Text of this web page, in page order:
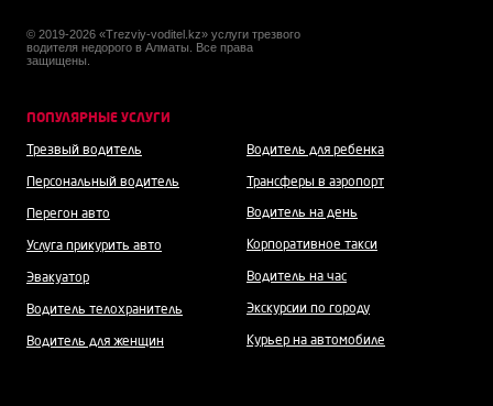
© 2019-2026 «Trezviy-voditel.kz» услуги трезвого
водителя недорого в Алматы. Все права
защищены.
ПОПУЛЯРНЫЕ УСЛУГИ
Трезвый водитель
Персональный водитель
Перегон авто
Услуга прикурить авто
Эвакуатор
Водитель телохранитель
Водитель для женщин
Водитель для ребенка
Трансферы в аэропорт
Водитель на день
Корпоративное такси
Водитель на час
Экскурсии по городу
Курьер на автомобиле